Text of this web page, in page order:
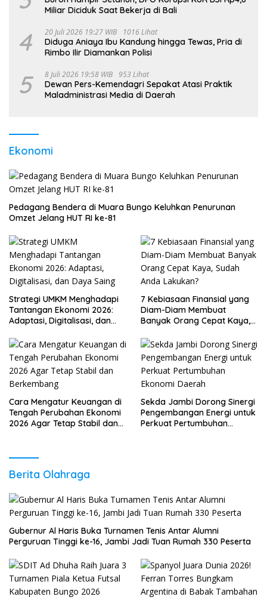
Miliar Diciduk Saat Bekerja di Bali
4 20 Juli 2026 19:27 WIB 1016 Lihat
Diduga Aniaya Ibu Kandung hingga Tewas, Pria di
Rimbo Ilir Diamankan Polisi
5 8 Juli 2026 19:58 WIB 953 Lihat
Dewan Pers-Kemendagri Sepakat Atasi Praktik
Maladministrasi Media di Daerah
Ekonomi
Pedagang Bendera di Muara Bungo Keluhkan Penurunan
Omzet Jelang HUT RI ke-81
Strategi UMKM Menghadapi
Tantangan Ekonomi 2026:
Adaptasi, Digitalisasi, dan
7 Kebiasaan Finansial yang
Diam-Diam Membuat
Banyak Orang Cepat Kaya,
Cara Mengatur Keuangan di
Tengah Perubahan Ekonomi
2026 Agar Tetap Stabil dan
Sekda Jambi Dorong Sinergi
Pengembangan Energi untuk
Perkuat Pertumbuhan
Berita Olahraga
Gubernur Al Haris Buka Turnamen Tenis Antar Alumni
Perguruan Tinggi ke-16, Jambi Jadi Tuan Rumah 330 Peserta